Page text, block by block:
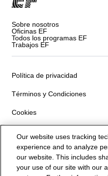
Sobre nosotros
Oficinas EF
Todos los programas EF
Trabajos EF
Política de privacidad
Términos y Condiciones
Cookies
© Signum International AG
reservados.
Our website uses tracking
experience and to analyze
our website. This includes
your use of our site with our